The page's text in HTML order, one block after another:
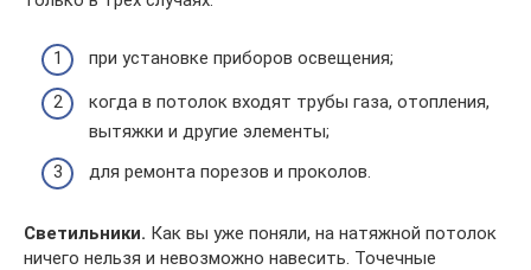
при установке приборов освещения;
когда в потолок входят трубы газа, отопления,
вытяжки и другие элементы;
для ремонта порезов и проколов.
Светильники. Как вы уже поняли, на натяжной потолок
ничего нельзя и невозможно навесить. Точечные